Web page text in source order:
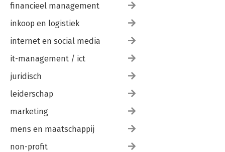
financieel management
inkoop en logistiek
internet en social media
it-management / ict
juridisch
leiderschap
marketing
mens en maatschappij
non-profit